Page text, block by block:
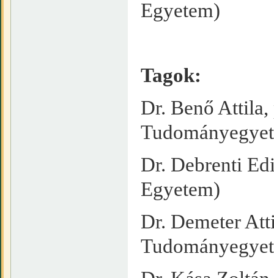
Egyetem)
Tagok:
Dr. Benő
Dr. Debrenti
Egyetem)
Dr. Demeter